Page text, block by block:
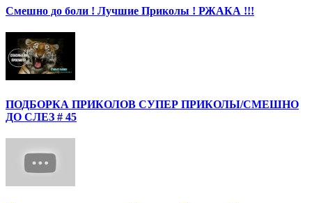
Смешно до боли ! Лучшие Приколы ! РЖАКА !!!
ПОДБОРКА ПРИКОЛОВ СУПЕР ПРИКОЛЫ/СМЕШНО
ДО СЛЕЗ # 45